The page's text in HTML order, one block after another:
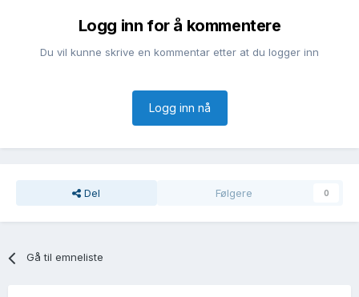
Logg inn for å kommentere
Du vil kunne skrive en kommentar etter at du logger inn
Logg inn nå
Del Følgere 0
Gå til emneliste